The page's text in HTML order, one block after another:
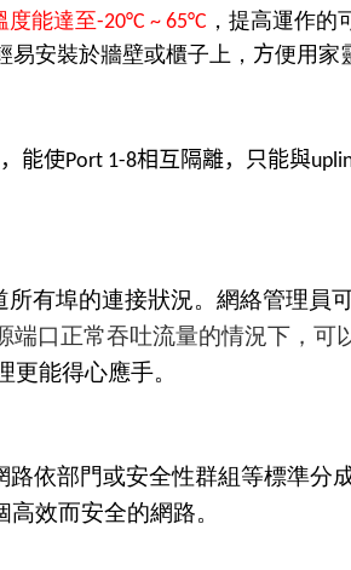
度能達至-20°C ~ 65°C ， 提高運作的
易安裝於牆壁或櫃子上， 方便用家
能使Port 1-8相互隔離，只能與
有埠的連接狀況。 網絡管理員
端口正常吞吐流量的情況下，可
更能得心應手。
路依部門或安全性群組等標準分
高效而安全的網路。